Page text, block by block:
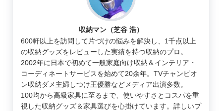
収納マン（芝谷 浩）
600軒以上を訪問して片づけの悩みを解決し、1千点以上
の収納グッズをレビューした実績を持つ収納のプロ。
2002年に日本で初めて一般家庭向け収納＆インテリア・
コーディネートサービスを始めて20余年。TVチャンピオ
ン収納ダメ主婦しつけ王優勝などメディア出演多数。
100均から高級家具に至るまで、使いやすさとコスパを重
視した収納グッズ＆家具選びを心掛けています。詳しいプ